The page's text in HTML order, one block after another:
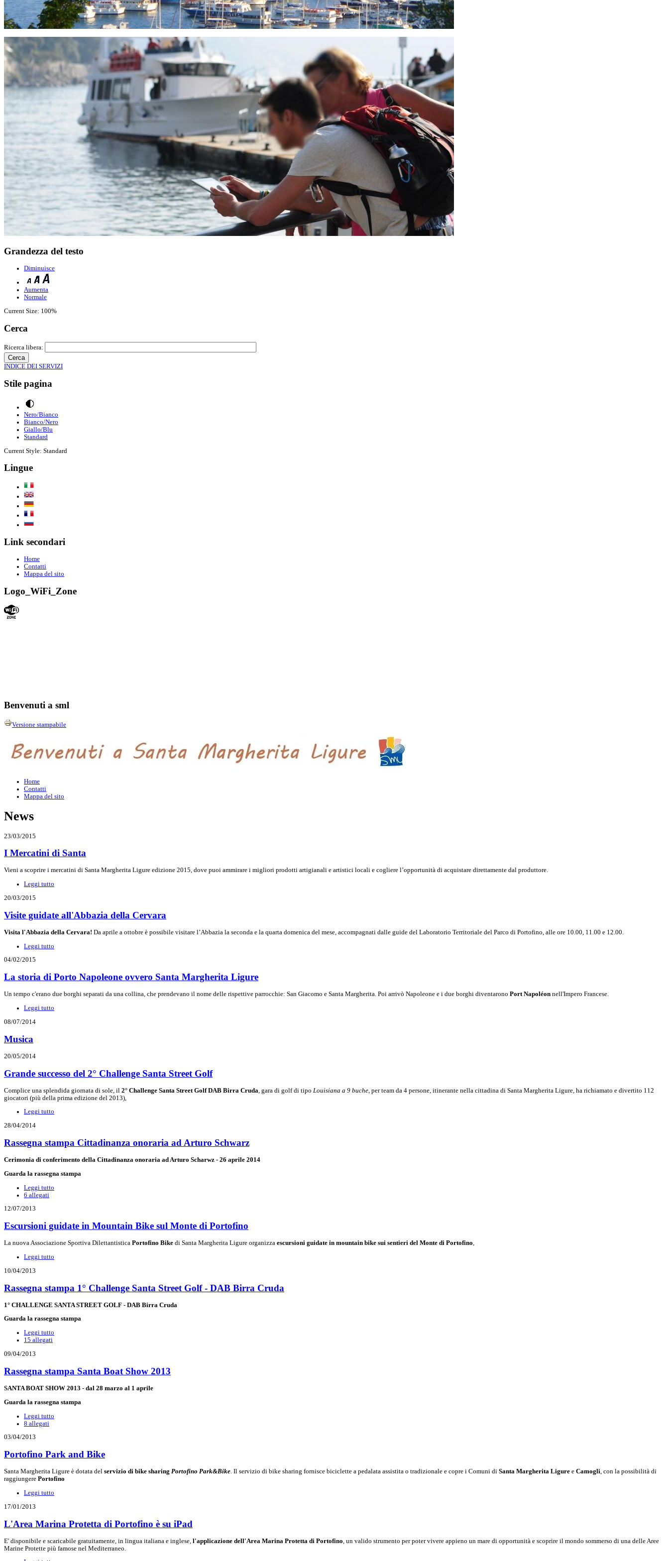
Grandezza del testo
Diminuisce
Aumenta
Normale
Current Size: 100%
Cerca
Ricerca libera:
INDICE DEI SERVIZI
Stile pagina
Nero/Bianco
Bianco/Nero
Giallo/Blu
Standard
Current Style: Standard
Lingue
Link secondari
Home
Contatti
Mappa del sito
Logo_WiFi_Zone
Benvenuti a sml
Versione stampabile
Home
Contatti
Mappa del sito
News
23/03/2015
I Mercatini di Santa
Vieni a scoprire i mercatini di Santa Margherita Ligure edizione 2015, dove puoi ammirare i migliori prodotti artigianali e artistici locali e cogliere l’opportunità di acquistare direttamente dal produttore.
Leggi tutto
20/03/2015
Visite guidate all'Abbazia della Cervara
Visita l'Abbazia della Cervara! Da aprile a ottobre è possibile visitare l’Abbazia la seconda e la quarta domenica del mese, accompagnati dalle guide del Laboratorio Territoriale del Parco di Portofino, alle ore 10.00, 11.00 e 12.00.
Leggi tutto
04/02/2015
La storia di Porto Napoleone ovvero Santa Margherita Ligure
Un tempo c'erano due borghi separati da una collina, che prendevano il nome delle rispettive parrocchie: San Giacomo e Santa Margherita. Poi arrivò Napoleone e i due borghi diventarono Port Napoléon nell'Impero Francese.
Leggi tutto
08/07/2014
Musica
20/05/2014
Grande successo del 2° Challenge Santa Street Golf
Complice una splendida giornata di sole, il 2° Challenge Santa Street Golf DAB Birra Cruda , gara di golf di tipo Louisiana a 9 buche , per team da 4 persone, itinerante nella cittadina di Santa Margherita Ligure, ha richiamato e divertito 112
giocatori (più della prima edizione del 2013),
Leggi tutto
28/04/2014
Rassegna stampa Cittadinanza onoraria ad Arturo Schwarz
Cerimonia di conferimento della Cittadinanza onoraria ad Arturo Scharwz - 26 aprile 2014
Guarda la rassegna stampa
Leggi tutto
6 allegati
12/07/2013
Escursioni guidate in Mountain Bike sul Monte di Portofino
La nuova Associazione Sportiva Dilettantistica Portofino Bike di Santa Margherita Ligure organizza escursioni guidate in mountain bike sui sentieri del Monte di Portofino,
Leggi tutto
10/04/2013
Rassegna stampa 1° Challenge Santa Street Golf - DAB Birra Cruda
1° CHALLENGE SANTA STREET GOLF - DAB Birra Cruda
Guarda la rassegna stampa
Leggi tutto
15 allegati
09/04/2013
Rassegna stampa Santa Boat Show 2013
SANTA BOAT SHOW 2013 - dal 28 marzo al 1 aprile
Guarda la rassegna stampa
Leggi tutto
8 allegati
03/04/2013
Portofino Park and Bike
Santa Margherita Ligure è dotata del servizio di bike sharing Portofino Park&Bike. Il servizio di bike sharing fornisce biciclette a pedalata assistita o tradizionale e copre i Comuni di Santa Margherita Ligure e Camogli, con la possibilità di
raggiungere Portofino
Leggi tutto
17/01/2013
L'Area Marina Protetta di Portofino è su iPad
E' disponibile e scaricabile gratuitamente, in lingua italiana e inglese, l'applicazione dell'Area Marina Protetta di Portofino , un valido strumento per poter vivere appieno un mare di opportunità e scoprire il mondo sommerso di una delle Aree
Marine Protette più famose nel Mediterraneo.